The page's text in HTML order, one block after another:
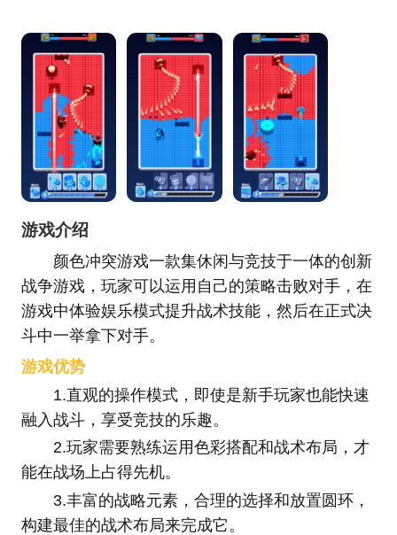
游戏介绍
颜色冲突游戏一款集休闲与竞技于一体的创新
战争游戏，玩家可以运用自己的策略击败对手，在
游戏中体验娱乐模式提升战术技能，然后在正式决
斗中一举拿下对手。
游戏优势
1.直观的操作模式，即使是新手玩家也能快速
融入战斗，享受竞技的乐趣。
2.玩家需要熟练运用色彩搭配和战术布局，才
能在战场上占得先机。
3.丰富的战略元素，合理的选择和放置圆环，
构建最佳的战术布局来完成它。